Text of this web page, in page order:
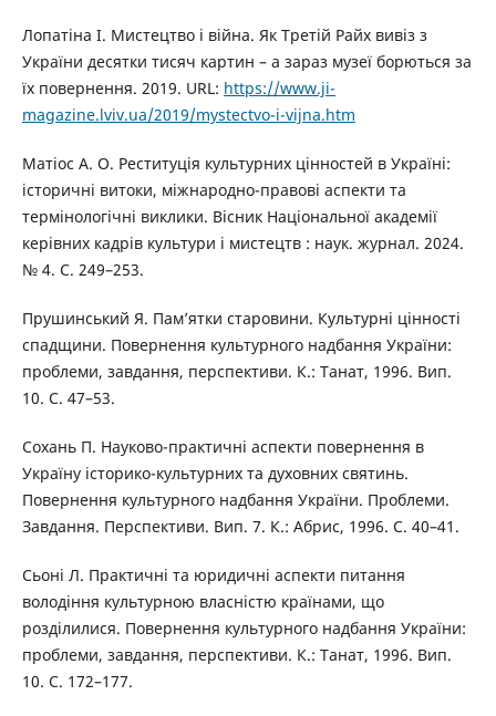
Лопатіна І. Мистецтво і війна. Як Третій Райх вивіз з
України десятки тисяч картин – а зараз музеї борються за
їх повернення. 2019. URL: https://www.ji-
magazine.lviv.ua/2019/mystectvo-i-vijna.htm
Матіос А. О. Реституція культурних цінностей в Україні:
історичні витоки, міжнародно-правові аспекти та
термінологічні виклики. Вісник Національної академії
керівних кадрів культури і мистецтв : наук. журнал. 2024.
№ 4. С. 249–253.
Прушинський Я. Пам’ятки старовини. Культурні цінності
спадщини. Повернення культурного надбання України:
проблеми, завдання, перспективи. К.: Танат, 1996. Вип.
10. С. 47–53.
Сохань П. Науково-практичні аспекти повернення в
Україну історико-культурних та духовних святинь.
Повернення культурного надбання України. Проблеми.
Завдання. Перспективи. Вип. 7. К.: Абрис, 1996. С. 40–41.
Сьоні Л. Практичні та юридичні аспекти питання
володіння культурною власністю країнами, що
розділилися. Повернення культурного надбання України:
проблеми, завдання, перспективи. К.: Танат, 1996. Вип.
10. С. 172–177.